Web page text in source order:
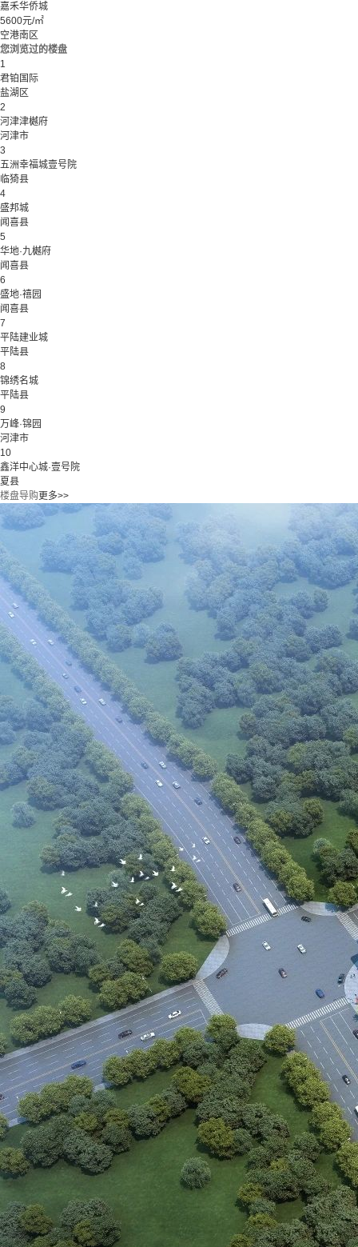
嘉禾华侨城
5600元/㎡
空港南区
您浏览过的楼盘
1
君铂国际
盐湖区
2
河津津樾府
河津市
3
五洲幸福城壹号院
临猗县
4
盛邦城
闻喜县
5
华地·九樾府
闻喜县
6
盛地·禧园
闻喜县
7
平陆建业城
平陆县
8
锦绣名城
平陆县
9
万峰·锦园
河津市
10
鑫洋中心城·壹号院
夏县
楼盘导购更多>>